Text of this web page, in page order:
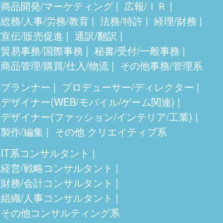
商品開発/マーケティング
広報/ＩＲ
総務/人事/労務/教育
法務/特許
経理/財務
宣伝/販売促進
通訳/翻訳
貿易事務/国際事務
秘書/受付/一般事務
商品管理/購買/仕入/物流
その他事務/管理系
プランナー
プロデューサー/ディレクター
デザイナー(WEB/モバイル/ゲーム関連)
デザイナー(ファッション/インテリア/工業)
製作/編集
その他 クリエイティブ系
IT系コンサルタント
経営/戦略コンサルタント
財務/会計コンサルタント
組織/人事コンサルタント
その他コンサルティング系